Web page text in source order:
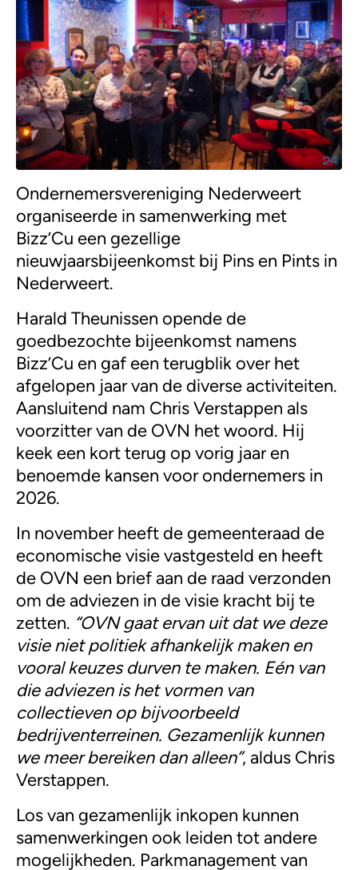
Ondernemersvereniging Nederweert
organiseerde in samenwerking met
Bizz’Cu een gezellige
nieuwjaarsbijeenkomst bij Pins en Pints in
Nederweert.
Harald Theunissen opende de
goedbezochte bijeenkomst namens
Bizz’Cu en gaf een terugblik over het
afgelopen jaar van de diverse activiteiten.
Aansluitend nam Chris Verstappen als
voorzitter van de OVN het woord. Hij
keek een kort terug op vorig jaar en
benoemde kansen voor ondernemers in
2026.
In november heeft de gemeenteraad de
economische visie vastgesteld en heeft
de OVN een brief aan de raad verzonden
om de adviezen in de visie kracht bij te
zetten. “OVN gaat ervan uit dat we deze
visie niet politiek afhankelijk maken en
vooral keuzes durven te maken. Eén van
die adviezen is het vormen van
collectieven op bijvoorbeeld
bedrijventerreinen. Gezamenlijk kunnen
we meer bereiken dan alleen”, aldus Chris
Verstappen.
Los van gezamenlijk inkopen kunnen
samenwerkingen ook leiden tot andere
mogelijkheden. Parkmanagement van